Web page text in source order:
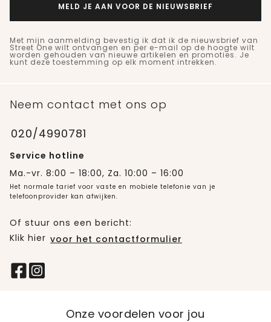
MELD JE AAN VOOR DE NIEUWSBRIEF
Met mijn aanmelding bevestig ik dat ik de nieuwsbrief van
Street One wilt ontvangen en per e-mail op de hoogte wilt
worden gehouden van nieuwe artikelen en promoties. Je
kunt deze toestemming op elk moment intrekken.
Neem contact met ons op
020/4990781
Service hotline
Ma.-vr. 8:00 – 18:00, Za. 10:00 – 16:00
Het normale tarief voor vaste en mobiele telefonie van je
telefoonprovider kan afwijken.
Of stuur ons een bericht:
Klik hier voor het contactformulier
Onze voordelen voor jou